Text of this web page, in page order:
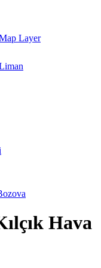
Layer
Hava